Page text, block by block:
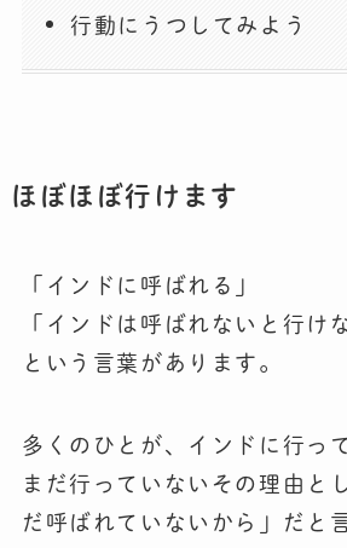
行動にうつしてみよう
ほぼほぼ行けます
「インドに呼ばれる」
「インドは呼ばれないと行け
という言葉があります。
多くのひとが、インドに行っ
まだ行っていないその理由と
だ呼ばれていないから」だと